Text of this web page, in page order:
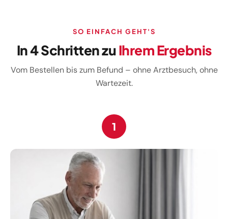
SO EINFACH GEHT'S
In 4 Schritten zuIhrem Ergebnis
Vom Bestellen bis zum Befund – ohne Arztbesuch, ohne
Wartezeit.
1